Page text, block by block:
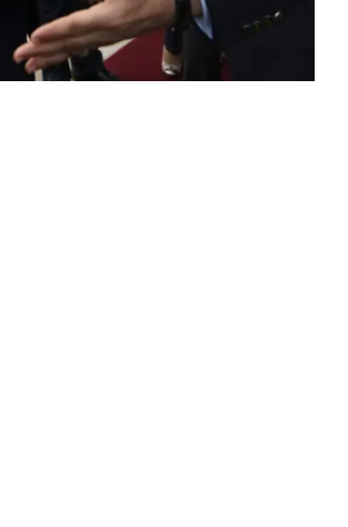
HEROÏNE DE LA RESISTANCE